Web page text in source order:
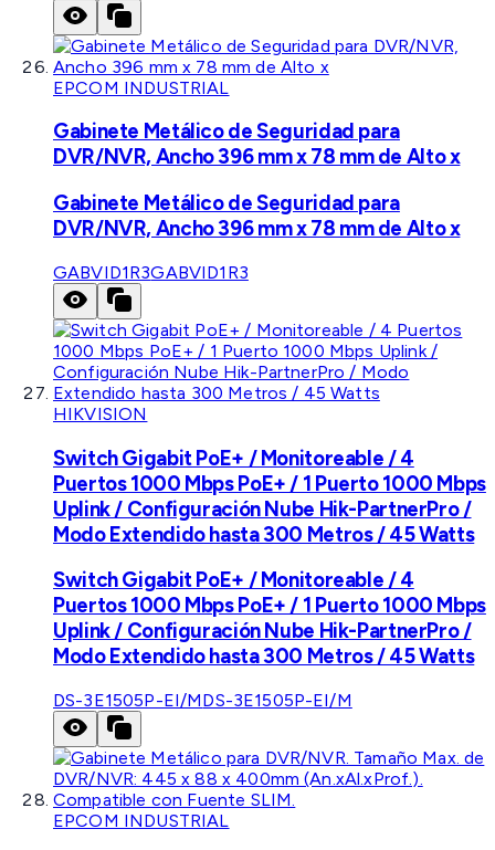
EPCOM INDUSTRIAL
Gabinete Metálico de Seguridad para
DVR/NVR, Ancho 396 mm x 78 mm de Alto x
Gabinete Metálico de Seguridad para
DVR/NVR, Ancho 396 mm x 78 mm de Alto x
GABVID1R3GABVID1R3
HIKVISION
Switch Gigabit PoE+ / Monitoreable / 4
Puertos 1000 Mbps PoE+ / 1 Puerto 1000 Mbps
Uplink / Configuración Nube Hik-PartnerPro /
Modo Extendido hasta 300 Metros / 45 Watts
Switch Gigabit PoE+ / Monitoreable / 4
Puertos 1000 Mbps PoE+ / 1 Puerto 1000 Mbps
Uplink / Configuración Nube Hik-PartnerPro /
Modo Extendido hasta 300 Metros / 45 Watts
DS-3E1505P-EI/MDS-3E1505P-EI/M
EPCOM INDUSTRIAL